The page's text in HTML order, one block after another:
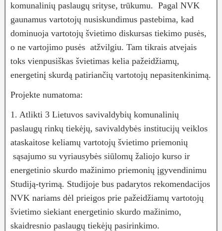
komunalinių paslaugų srityse, trūkumu. Pagal NVK
gaunamus vartotojų nusiskundimus pastebima, kad
dominuoja vartotojų švietimo diskursas tiekimo pusės,
o ne vartojimo pusės atžvilgiu. Tam tikrais atvejais
toks vienpusiškas švietimas kelia pažeidžiamų,
energetinį skurdą patiriančių vartotojų nepasitenkinimą.
Projekte numatoma:
1. Atlikti 3 Lietuvos savivaldybių komunalinių
paslaugų rinkų tiekėjų, savivaldybės institucijų veiklos
ataskaitose keliamų vartotojų švietimo priemonių
sąsajumo su vyriausybės siūlomų žaliojo kurso ir
energetinio skurdo mažinimo priemonių įgyvendinimu
Studiją-tyrimą. Studijoje bus padarytos rekomendacijos
NVK nariams dėl prieigos prie pažeidžiamų vartotojų
švietimo siekiant energetinio skurdo mažinimo,
skaidresnio paslaugų tiekėjų pasirinkimo.